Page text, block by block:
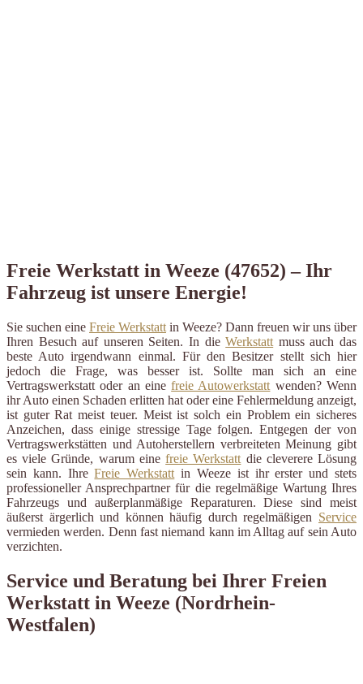
Freie Werkstatt in Weeze (47652) – Ihr
Fahrzeug ist unsere Energie!
Sie suchen eine Freie Werkstatt in Weeze? Dann freuen wir uns über
Ihren Besuch auf unseren Seiten. In dieWerkstatt muss auch das
beste Auto irgendwann einmal. Für den Besitzer stellt sich hier
jedoch die Frage, was besser ist. Sollte man sich an eine
Vertragswerkstatt oder an einefreie Autowerkstatt wenden? Wenn
ihr Auto einen Schaden erlitten hat oder eine Fehlermeldung anzeigt,
ist guter Rat meist teuer. Meist ist solch ein Problem ein sicheres
Anzeichen, dass einige stressige Tage folgen. Entgegen der von
Vertragswerkstätten und Autoherstellern verbreiteten Meinung gibt
es viele Gründe, warum einefreie Werkstatt die cleverere Lösung
sein kann. IhreFreie Werkstatt in Weeze ist ihr erster und stets
professioneller Ansprechpartner für die regelmäßige Wartung Ihres
Fahrzeugs und außerplanmäßige Reparaturen. Diese sind meist
äußerst ärgerlich und können häufig durch regelmäßigen Service
vermieden werden. Denn fast niemand kann im Alltag auf sein Auto
verzichten.
Service und Beratung bei Ihrer Freien
Werkstatt in Weeze (Nordrhein-
Westfalen)